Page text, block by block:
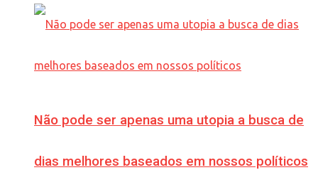
Não pode ser apenas uma utopia a busca de
dias melhores baseados em nossos políticos